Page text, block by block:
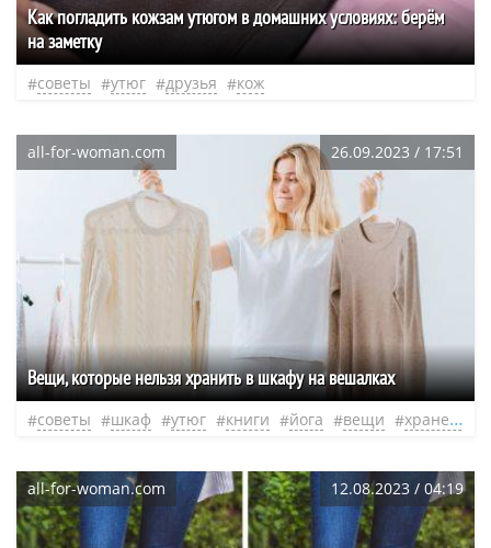
Как погладить кожзам утюгом в домашних условиях: берём
на заметку
советы утюг друзья кож
all-for-woman.com 26.09.2023 / 17:51
Вещи, которые нельзя хранить в шкафу на вешалках
советы шкаф утюг книги йога вещи хранение
all-for-woman.com 12.08.2023 / 04:19